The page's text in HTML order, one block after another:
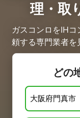
理・取
ガスコンロをIH
頼する専門業者を
どの